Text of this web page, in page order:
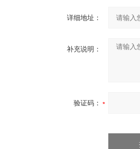
详细地址：
补充说明：
验证码：